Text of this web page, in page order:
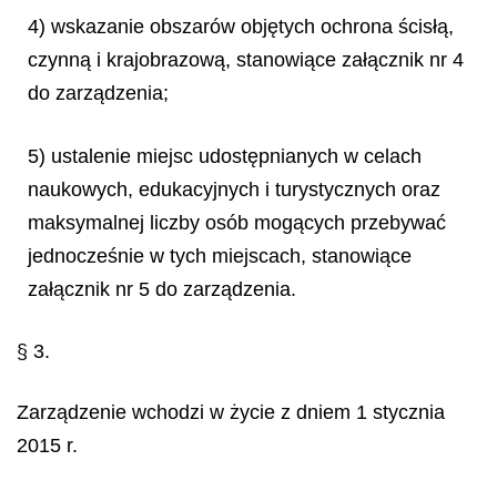
4) wskazanie obszarów objętych ochrona ścisłą,
czynną i krajobrazową, stanowiące załącznik nr 4
do zarządzenia;
5) ustalenie miejsc udostępnianych w celach
naukowych, edukacyjnych i turystycznych oraz
maksymalnej liczby osób mogących przebywać
jednocześnie w tych miejscach, stanowiące
załącznik nr 5 do zarządzenia.
§ 3.
Zarządzenie wchodzi w życie z dniem 1 stycznia
2015 r.